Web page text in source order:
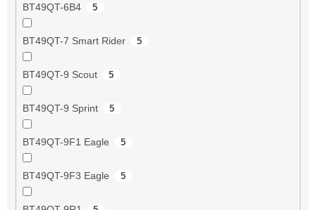
BT49QT-6B4 5
BT49QT-7 Smart Rider 5
BT49QT-9 Scout 5
BT49QT-9 Sprint 5
BT49QT-9F1 Eagle 5
BT49QT-9F3 Eagle 5